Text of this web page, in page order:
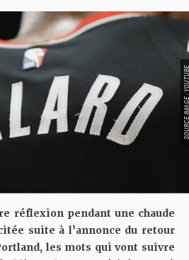
SOURCE
réflexion pendant une chaude
suite à l’annonce du retour
les mots qui vont suivre